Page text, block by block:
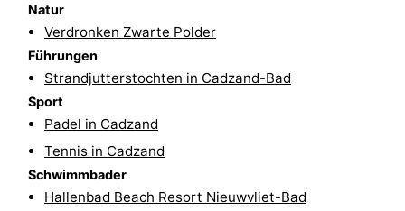
Sportangeln
Haifischzähne
Seehunden
Essen
und
trinken
Veranstaltungen
Praktisch
Natur
Verdronken Zwarte Polder
Führungen
Strandjutterstochten in Cadzand-Bad
Sport
Padel in Cadzand
Tennis in Cadzand
Schwimmbader
Hallenbad Beach Resort Nieuwvliet-Bad